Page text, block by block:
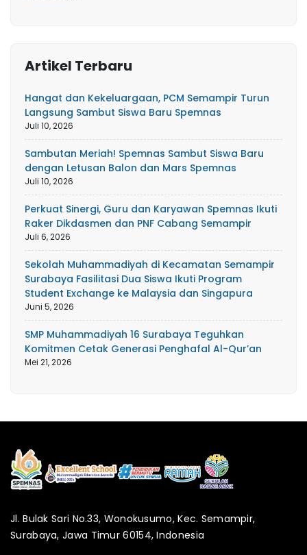
Artikel Terbaru
Hangat dan Kekeluargaan, PCM Semampir Turun
Langsung Sambut Siswa Baru Spemnas
Juli 10, 2026
Sambutan Meriah! Spemnas Sambut Siswa Baru
dengan Letusan Balon dan Mars Spemnas
Juli 10, 2026
Perkuat Sinergi, Guru dan Karyawan Spemnas Ikuti
Raker Dikdasmen dan PNF Cabang Semampir
Juli 6, 2026
Sekolah Muhammadiyah di Kecamatan Semampir
Surabaya Fasilitasi Dua Siswa Ikuti Program
Student Exchange ke Malaysia dan Singapura
Juni 5, 2026
SMP Muhammadiyah 16 Surabaya Teguhkan
Komitmen Cetak Generasi Penghafal Al-Qur’an
Mei 21, 2026
Jl. Bulak Sari No.33, Wonokusumo, Kec. Semampir,
Surabaya, Jawa Timur 60154, Indonesia